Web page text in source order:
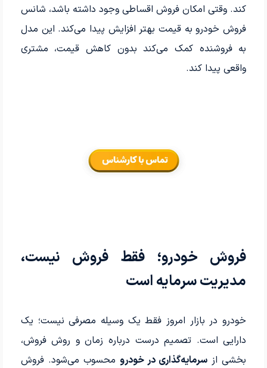
کند. وقتی امکان فروش اقساطی وجود داشته باشد، شانس
فروش خودرو به قیمت بهتر افزایش پیدا می‌کند. این مدل
به فروشنده کمک می‌کند بدون کاهش قیمت، مشتری
واقعی پیدا کند.
فروش خودرو؛ فقط فروش نیست،
مدیریت سرمایه است
خودرو در بازار امروز فقط یک وسیله مصرفی نیست؛ یک
دارایی است. تصمیم درست درباره زمان و روش فروش،
بخشی از سرمایه‌گذاری در خودرو محسوب می‌شود. فروش